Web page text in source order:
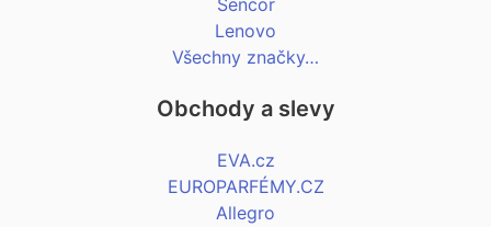
Sencor
Lenovo
Všechny značky…
Obchody a slevy
EVA.cz
EUROPARFÉMY.CZ
Allegro